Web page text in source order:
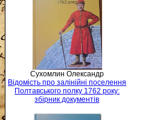
Сухомлин Олександр
Відомість про залінійні поселення
Полтавського полку 1762 року:
збірник документів